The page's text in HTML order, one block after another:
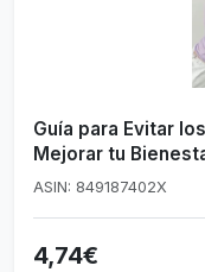
Guía para Evitar
Mejorar tu
ASIN: 849187402X
4,74€